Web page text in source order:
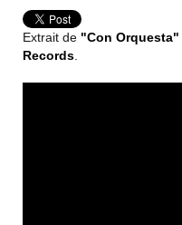
Extrait de "Con Orquesta"
Records